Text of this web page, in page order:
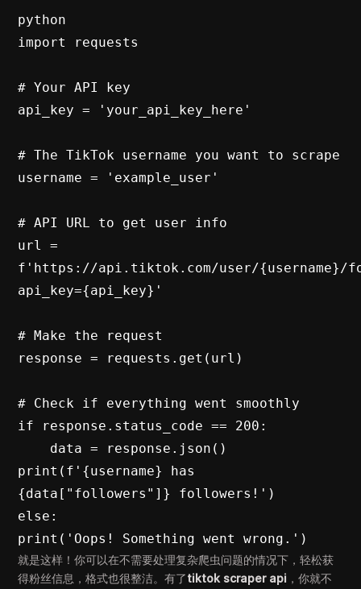
python
import requests
# Your API key
api_key = 'your_api_key_here'
# The TikTok username you want to scrape
username = 'example_user'
# API URL to get user info
url =
f'https://api.tiktok.com/user/{username}/
api_key={api_key}'
# Make the request
response = requests.get(url)
# Check if everything went smoothly
if response.status_code == 200:
print(f'{username} has
{data["followers"]} followers!')
else:
print('Oops! Something went wrong.')
就是这样！你可以在不需要处理复杂爬虫问题的情况下，轻松获
得粉丝信息，格式也很整洁。有了tiktok scraper api ，你就不